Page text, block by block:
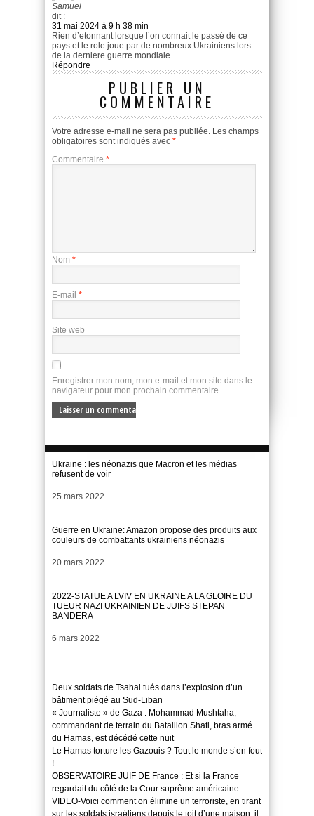
Samuel
dit :
31 mai 2024 à 9 h 38 min
Rien d’etonnant lorsque l’on connait le passé de ce
pays et le role joue par de nombreux Ukrainiens lors
de la derniere guerre mondiale
Répondre
PUBLIER UN
COMMENTAIRE
Votre adresse e-mail ne sera pas publiée. Les champs
obligatoires sont indiqués avec *
Commentaire *
Nom *
E-mail *
Site web
Enregistrer mon nom, mon e-mail et mon site dans le
navigateur pour mon prochain commentaire.
Ukraine : les néonazis que Macron et les médias
refusent de voir
Date
25 mars 2022
Guerre en Ukraine: Amazon propose des produits aux
couleurs de combattants ukrainiens néonazis
Date
20 mars 2022
2022-STATUE A LVIV EN UKRAINE A LA GLOIRE DU
TUEUR NAZI UKRAINIEN DE JUIFS STEPAN
BANDERA
Date
6 mars 2022
Deux soldats de Tsahal tués dans l’explosion d’un
bâtiment piégé au Sud-Liban
« Journaliste » de Gaza : Mohammad Mushtaha,
commandant de terrain du Bataillon Shati, bras armé
du Hamas, est décédé cette nuit
Le Hamas torture les Gazouis ? Tout le monde s’en fout
!
OBSERVATOIRE JUIF DE France : Et si la France
regardait du côté de la Cour suprême américaine.
VIDEO-Voici comment on élimine un terroriste, en tirant
sur les soldats israéliens depuis le toit d’une maison, il